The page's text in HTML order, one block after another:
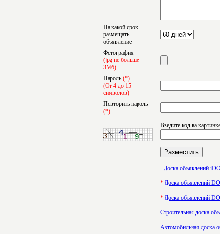
На какой срок
размещать
объявление
Фотография
(jpg не больше
3Мб)
Пароль (*)
(От 4 до 15
символов)
Повторить пароль
(*)
Введите код на картинке
- Доска объявлений
* Доска объявлений
* Доска объявлений
Строительная доска
Автомобильная доска